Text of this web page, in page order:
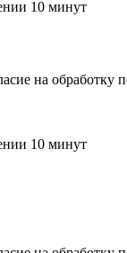
10 минут
на обработку
10 минут